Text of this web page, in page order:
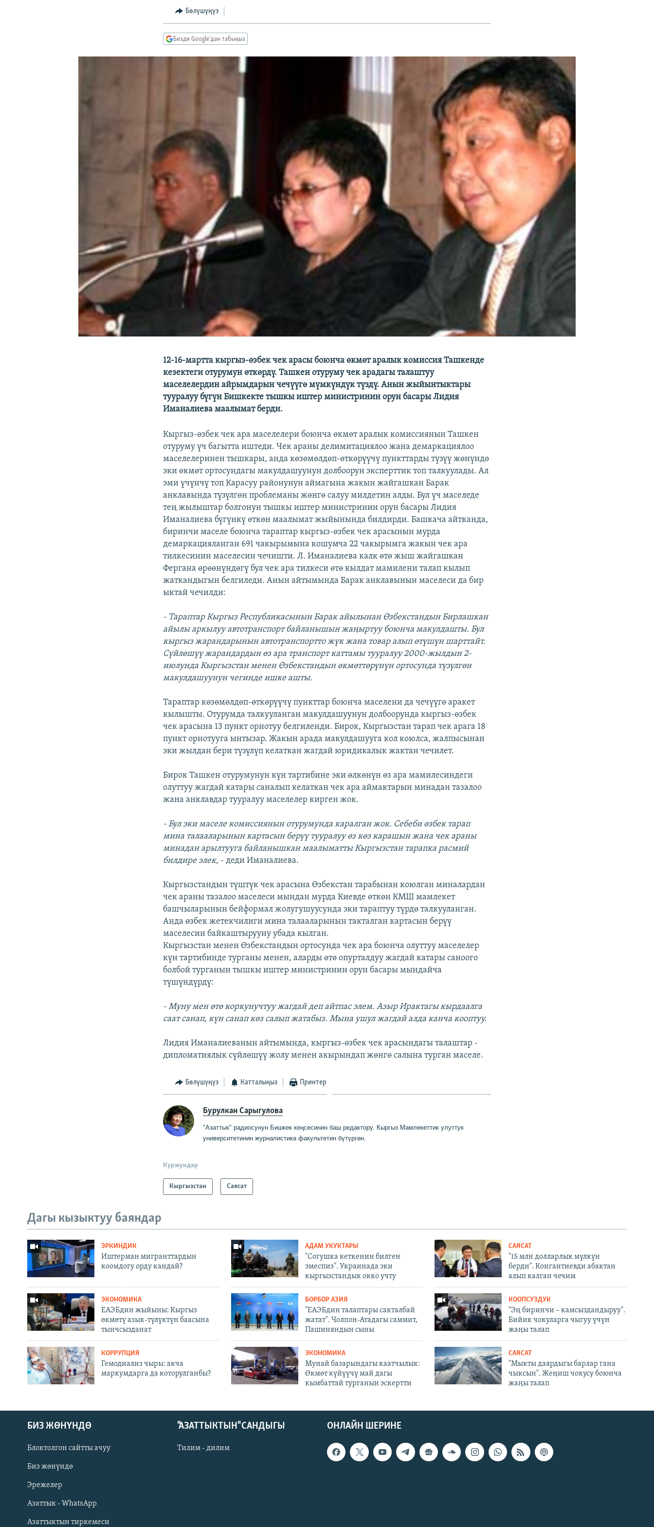
Русский
ОНЛАЙН ШЕРИНЕ
Бөлүшүңүз
Бизди Google'дан табыңыз
12-16-мартта кыргыз-өзбек чек арасы боюнча өкмөт аралык комиссия Ташкенде
кезектеги отурумун өткөрдү. Ташкен отуруму чек арадагы талаштуу
маселелердин айрымдарын чечүүгө мүмкүндүк түздү. Анын жыйынтыктары
тууралуу бүгүн Бишкекте тышкы иштер министринин орун басары Лидия
Иманалиева маалымат берди.
Кыргыз-өзбек чек ара маселелери боюнча өкмөт аралык комиссиянын Ташкен
отуруму үч багытта иштеди. Чек араны делимитациялоо жана демаркациялоо
маселелеринен тышкары, анда көзөмөлдөп-өткөрүүчү пункттарды түзүү жөнүндө
эки өкмөт ортосундагы макулдашуунун долбоорун эксперттик топ талкуулады. Ал
эми үчүнчү топ Карасуу районунун аймагына жакын жайгашкан Барак
анклавында түзүлгөн проблеманы жөнгө салуу милдетин алды. Бул үч маселеде
тең жылыштар болгонун тышкы иштер министринин орун басары Лидия
Иманалиева бүгүнкү өткөн маалымат жыйынында билдирди. Башкача айтканда,
биринчи маселе боюнча тараптар кыргыз-өзбек чек арасынын мурда
демаркацияланган 691 чакырымына кошумча 22 чакырымга жакын чек ара
тилкесинин маселесин чечишти. Л. Иманалиева калк өтө жыш жайгашкан
Фергана өрөөнүндөгү бул чек ара тилкеси өтө кылдат мамилени талап кылып
жаткандыгын белгиледи. Анын айтымында Барак анклавынын маселеси да бир
ыктай чечилди:
- Тараптар Кыргыз Республикасынын Барак айылынан Өзбекстандын Бирлашкан
айылы аркылуу автотранспорт байланышын жаңыртуу боюнча макулдашты. Бул
кыргыз жарандарынын автотранспортто жүк жана товар алып өтүшүн шарттайт.
Сүйлөшүү жарандардын өз ара транспорт каттамы тууралуу 2000-жылдын 2-
июлунда Кыргызстан менен Өзбекстандын өкмөттөрүнүн ортосунда түзүлгөн
макулдашуунун чегинде ишке ашты.
Тараптар көзөмөлдөп-өткөрүүчү пункттар боюнча маселени да чечүүгө аракет
кылышты. Отурумда талкууланган макулдашуунун долбоорунда кыргыз-өзбек
чек арасына 13 пункт орнотуу белгиленди. Бирок, Кыргызстан тарап чек арага 18
пункт орнотууга ынтызар. Жакын арада макулдашууга кол коюлса, жалпысынан
эки жылдан бери түзүлүп келаткан жагдай юридикалык жактан чечилет.
Бирок Ташкен отурумунун күн тартибине эки өлкөнүн өз ара мамилесиндеги
олуттуу жагдай катары саналып келаткан чек ара аймактарын минадан тазалоо
жана анклавдар тууралуу маселелер кирген жок.
- Бул эки маселе комиссиянын отурумунда каралган жок. Себеби өзбек тарап
мина талааларынын картасын берүү тууралуу өз көз карашын жана чек араны
минадан арылтууга байланышкан маалыматты Кыргызстан тарапка расмий
билдире элек, - деди Иманалиева.
Кыргызстандын түштүк чек арасына Өзбекстан тарабынан коюлган миналардан
чек араны тазалоо маселеси мындан мурда Киевде өткөн КМШ мамлекет
башчыларынын бейформал жолугушуусунда эки тараптуу түрдө талкууланган.
Анда өзбек жетекчилиги мина талааларынын такталган картасын берүү
маселесин байкаштырууну убада кылган.
Кыргызстан менен Өзбекстандын ортосунда чек ара боюнча олуттуу маселелер
күн тартибинде турганы менен, аларды өтө опурталдуу жагдай катары саноого
болбой турганын тышкы иштер министринин орун басары мындайча
түшүндүрдү:
- Муну мен өтө коркунучтуу жагдай деп айтпас элем. Азыр Ирактагы кырдаалга
саат санап, күн санап көз салып жатабыз. Мына ушул жагдай алда канча кооптуу.
Лидия Иманалиеванын айтымында, кыргыз-өзбек чек арасындагы талаштар -
дипломатиялык сүйлөшүү жолу менен акырындап жөнгө салына турган маселе.
Бөлүшүңүз Катталыңыз Принтер
Бурулкан Сарыгулова
"Азаттык" радиосунун Бишкек кеңсесинин баш редактору. Кыргыз Мамлекеттикулуттук
университетинин журналистика факультетин бүтүргөн.
Куржундар
Кыргызстан Саясат
Дагы кызыктуу баяндар
ЭРКИНДИК
Иштерман мигранттардын
коомдогу орду кандай?
АДАМ УКУКТАРЫ
"Согушка кеткенин билген
эмеспиз". Украинада эки
кыргызстандык окко учту
САЯСАТ
"15 млн долларлык мүлкүн
берди". Конгантиевди абактан
алып калган чечим
ЭКОНОМИКА
ЕАЭБдин жыйыны: Кыргыз
өкмөтү азык-түлүктүн баасына
тынчсызданат
БОРБОР АЗИЯ
"ЕАЭБдин талаптары сакталбай
жатат". Чолпон-Атадагы саммит,
Пашиняндын сыны
КООПСУЗДУК
"Эң биринчи – камсыздандыруу".
Бийик чокуларга чыгуу үчүн
жаңы талап
КОРРУПЦИЯ
Гемодиализ чыры: акча
маркумдарга да которулганбы?
ЭКОНОМИКА
Мунай базарындагы каатчылык:
Өкмөт күйүүчү май дагы
кымбаттай турганын эскертти
САЯСАТ
"Мыкты даярдыгы барлар гана
чыксын". Жеңиш чокусу боюнча
жаңы талап
ОНЛАЙН ШЕРИНЕ
БИЗ ЖӨНҮНДӨ
Блоктолгон сайтты ачуу
Биз жөнүндө
Эрежелер
Азаттык - WhatsApp
Азаттыктын тиркемеси
"АЗАТТЫКТЫН" САНДЫГЫ
Тилим - дилим